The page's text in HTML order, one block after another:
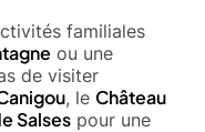
familiales
ou une
de visiter
, le Château
Salses pour une